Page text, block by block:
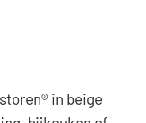
in beige